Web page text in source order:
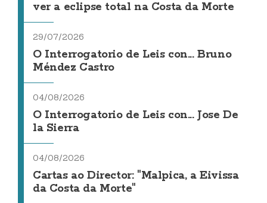
ver a eclipse total na Costa da Morte
29/07/2026
O Interrogatorio de Leis con... Bruno
Méndez Castro
04/08/2026
O Interrogatorio de Leis con... Jose De
la Sierra
04/08/2026
Cartas ao Director: "Malpica, a Eivissa
da Costa da Morte"